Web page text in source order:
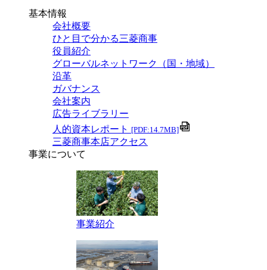
基本情報
会社概要
ひと目で分かる三菱商事
役員紹介
グローバルネットワーク（国・地域）
沿革
ガバナンス
会社案内
広告ライブラリー
人的資本レポート [PDF:14.7MB]
三菱商事本店アクセス
事業について
事業紹介